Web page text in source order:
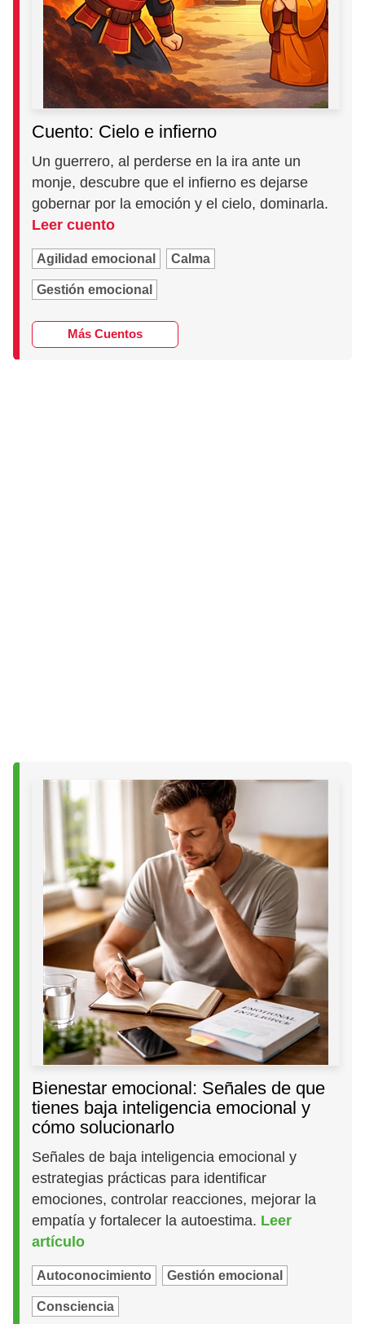
Cuento: Cielo e infierno
Un guerrero, al perderse en la ira ante un
monje, descubre que el infierno es dejarse
gobernar por la emoción y el cielo, dominarla.
Leer cuento
Agilidad emocional Calma
Gestión emocional
Más Cuentos
Bienestar emocional: Señales de que
tienes baja inteligencia emocional y
cómo solucionarlo
Señales de baja inteligencia emocional y
estrategias prácticas para identificar
emociones, controlar reacciones, mejorar la
empatía y fortalecer la autoestima. Leer
artículo
Autoconocimiento Gestión emocional
Consciencia